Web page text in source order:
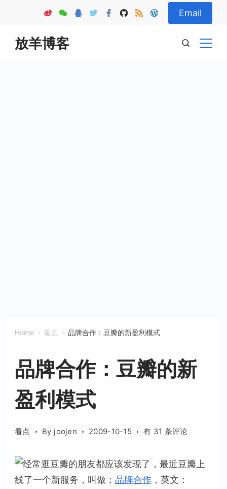
content
Email
放羊博客
Home 看点 品牌合作：豆瓣的新盈利模式
品牌合作：豆瓣的新
盈利模式
看点 By joojen 2009-10-15
品
作：
豆
有 31 条评论
经常逛豆瓣的朋友都应该发现了，最近豆瓣上
线了一个新服务，叫做： 品牌合作 ，英文：